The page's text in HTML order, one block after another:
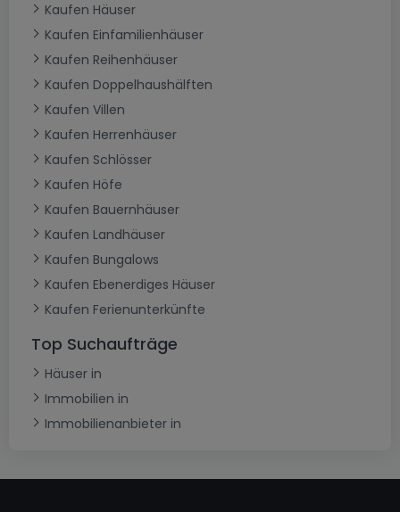
Kaufen Häuser
Kaufen Einfamilienhäuser
Kaufen Reihenhäuser
Kaufen Doppelhaushälften
Kaufen Villen
Kaufen Herrenhäuser
Kaufen Schlösser
Kaufen Höfe
Kaufen Bauernhäuser
Kaufen Landhäuser
Kaufen Bungalows
Kaufen Ebenerdiges Häuser
Kaufen Ferienunterkünfte
Top Suchaufträge
Häuser in
Immobilien in
Immobilienanbieter in